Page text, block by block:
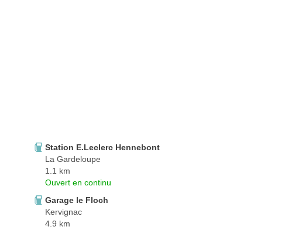
Station E.Leclerc Hennebont
La Gardeloupe
1.1 km
Ouvert en continu
Garage le Floch
Kervignac
4.9 km